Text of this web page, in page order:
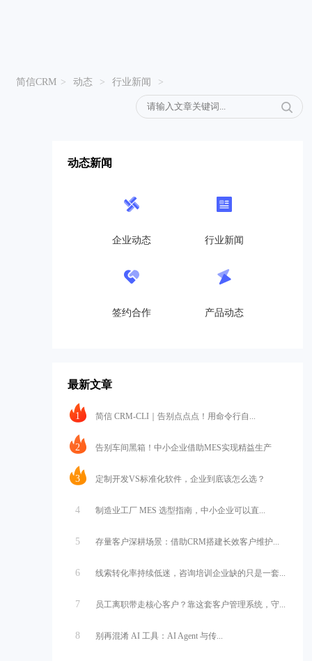
简信CRM > 动态 > 行业新闻 >
动态新闻
企业动态 行业新闻
签约合作 产品动态
最新文章
1 简信 CRM-CLI｜告别点点点！用命令行自...
2 告别车间黑箱！中小企业借助MES实现精益生产
3 定制开发VS标准化软件，企业到底该怎么选？
4 制造业工厂 MES 选型指南，中小企业可以直...
5 存量客户深耕场景：借助CRM搭建长效客户维护...
6 线索转化率持续低迷，咨询培训企业缺的只是一套...
7 员工离职带走核心客户？靠这套客户管理系统，守...
8 别再混淆 AI 工具：AI Agent 与传...